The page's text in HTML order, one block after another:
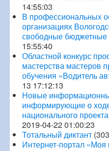
14:55:03
В профессиональных
организациях
свободные бюджетные
15:55:40
Областной конкурс
мастерства мастеров
обучения «Водитель
13 17:12:13
Новые
информирующие о
национального
2019-04-22 01:00:23
Тотальный диктант
Интернет-портал «Моя